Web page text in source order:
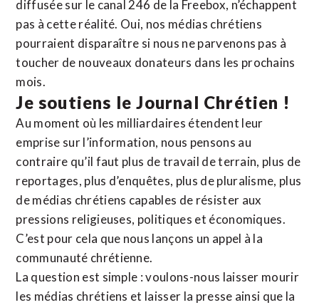
diffusée sur le canal 246 de la Freebox, n’échappent
pas à cette réalité. Oui, nos médias chrétiens
pourraient disparaître si nous ne parvenons pas à
toucher de nouveaux donateurs dans les prochains
mois.
Je soutiens le Journal Chrétien !
Au moment où les milliardaires étendent leur
emprise sur l’information, nous pensons au
contraire qu’il faut plus de travail de terrain, plus de
reportages, plus d’enquêtes, plus de pluralisme, plus
de médias chrétiens capables de résister aux
pressions religieuses, politiques et économiques.
C’est pour cela que nous lançons un appel à la
communauté chrétienne.
La question est simple : voulons-nous laisser mourir
les médias chrétiens et laisser la presse ainsi que la